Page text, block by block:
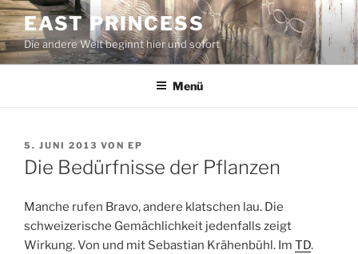
Zum
Inhalt
springen
EAST PRINCESS
Die andere Welt beginnt hier und sofort
Menü
VERÖFFENTLICHT
AM
5. JUNI 2013 VON EP
Die Bedürfnisse der Pflanzen
Manche rufen Bravo, andere klatschen lau. Die
schweizerische Gemächlichkeit jedenfalls zeigt
Wirkung. Von und mit Sebastian Krähenbühl. Im TD.